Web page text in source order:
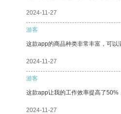
2024-11-27
游客
这款app的商品种类非常丰富，可以
2024-11-27
游客
这款app让我的工作效率提高了50%
2024-11-27